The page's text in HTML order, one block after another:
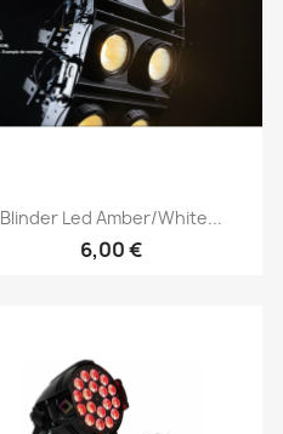
Vorschau
Blinder Led Amber/White...
6,00 €